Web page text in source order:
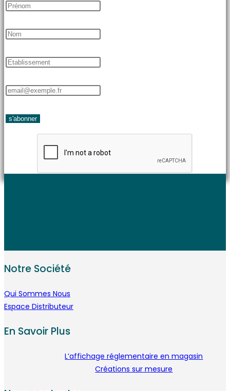
Notre Société
Qui Sommes Nous
Espace Distributeur
En Savoir Plus
L’affichage réglementaire en magasin
Créations sur mesure